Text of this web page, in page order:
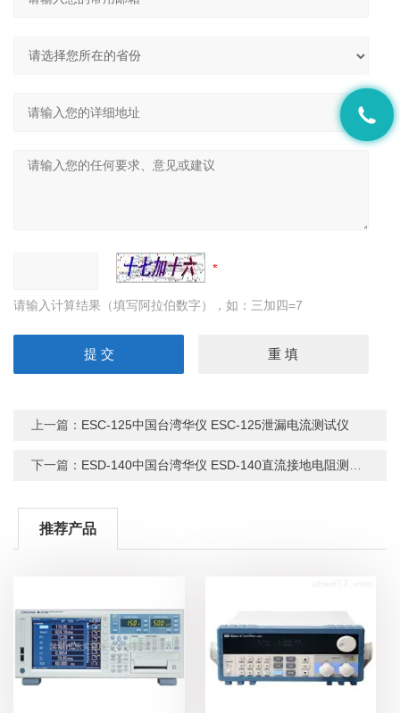
请输入计算结果（填写阿拉伯数字），如：三加四=7
上一篇： ESC-125中国台湾华仪 ESC-125泄漏电流测试仪
下一篇： ESD-140中国台湾华仪 ESD-140直流接地电阻测试仪
推荐产品